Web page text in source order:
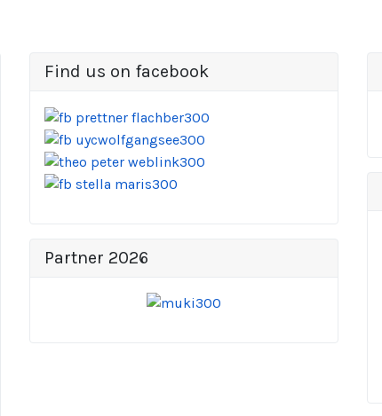
Find us on facebook
Partner 2026